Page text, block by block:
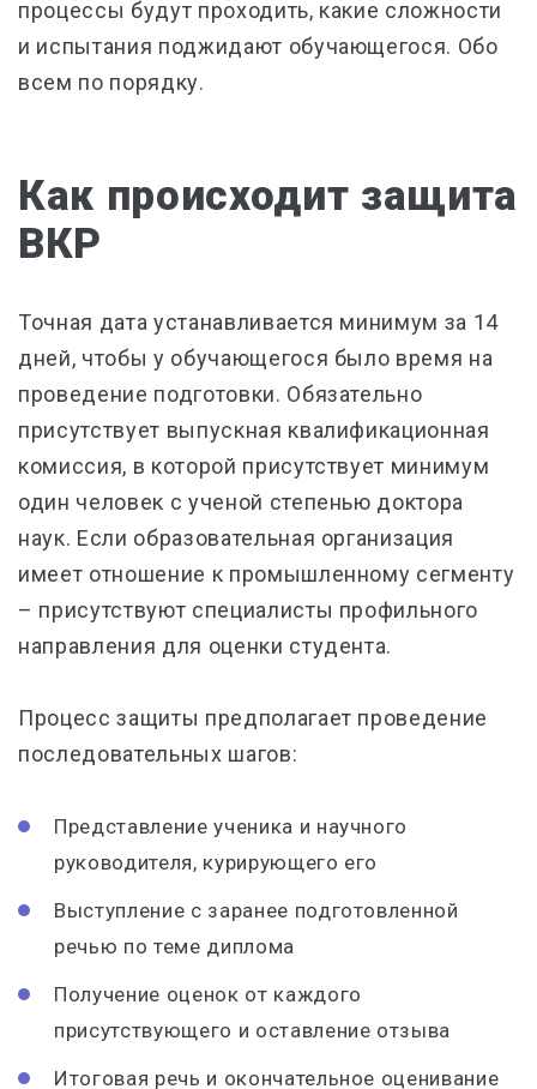
процессы будут проходить, какие сложности
и испытания поджидают обучающегося. Обо
всем по порядку.
Как происходит защита
ВКР
Точная дата устанавливается минимум за 14
дней, чтобы у обучающегося было время на
проведение подготовки. Обязательно
присутствует выпускная квалификационная
комиссия, в которой присутствует минимум
один человек с ученой степенью доктора
наук. Если образовательная организация
имеет отношение к промышленному сегменту
– присутствуют специалисты профильного
направления для оценки студента.
Процесс защиты предполагает проведение
последовательных шагов:
Представление ученика и научного
руководителя, курирующего его
Выступление с заранее подготовленной
речью по теме диплома
Получение оценок от каждого
присутствующего и оставление отзыва
Итоговая речь и окончательное оценивание